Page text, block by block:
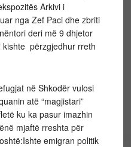
Arkivi i
nga Zef Paci dhe zbriti
deri më 9 dhjetor
kishte përzgjedhur rreth
në Shkodër vulosi
atë “magjistari”
ku ka pasur imazhin
mjaftë rreshta për
emigran politik